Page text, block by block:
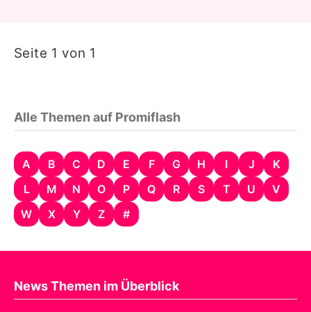
Seite 1 von 1
Alle Themen auf Promiflash
A B C D E F G H I J
K
L
M N O P Q R S T U
V
W
X Y Z #
News Themen im Überblick